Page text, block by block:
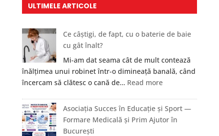
ULTIMELE ARTICOLE
Ce câștigi, de fapt, cu o baterie de baie
cu gât înalt?
Mi-am dat seama cât de mult contează
înălțimea unui robinet într-o dimineață banală, când
încercam să clătesc o cană de… Read more:
câștigi,
de
Asociația Succes în Educație și Sport —
Formare Medicală și Prim Ajutor în
București